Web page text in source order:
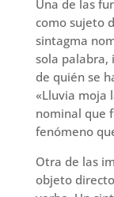
Una de las
como sujeto
sintagma
sola palabra,
de quién se
«Lluvia moja
nominal que
fenómeno
Otra de las
objeto